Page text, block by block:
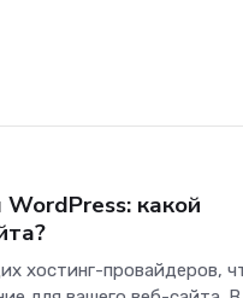
какой
хостинг-провайдеров,